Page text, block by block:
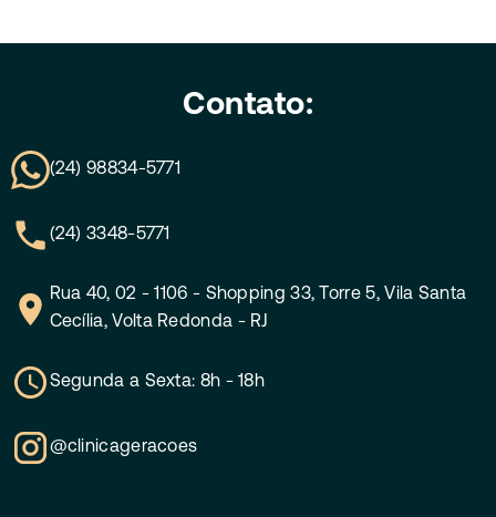
Contato:
(24) 98834-5771
(24) 3348-5771
Rua 40, 02 - 1106 - Shopping 33, Torre 5, Vila Santa
Cecília, Volta Redonda - RJ
Segunda a Sexta: 8h - 18h
@clinicageracoes